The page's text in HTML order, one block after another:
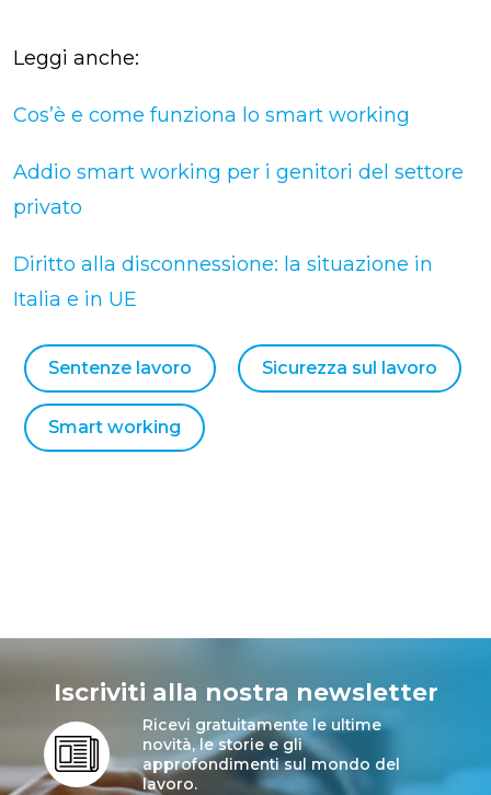
Leggi anche:
Cos’è e come funziona lo smart working
Addio smart working per i genitori del settore
privato
Diritto alla disconnessione: la situazione in
Italia e in UE
Sentenze lavoro Sicurezza sul lavoro
Smart working
Iscriviti alla nostra newsletter
Ricevi gratuitamente le ultime
novità, le storie e gli
approfondimenti sul mondo del
lavoro.